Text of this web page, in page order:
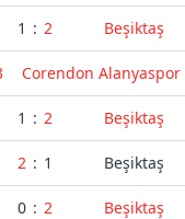
1 : 2 Beşiktaş
Corendon Alanyaspor
1 : 2 Beşiktaş
2 : 1 Beşiktaş
0 : 2 Beşiktaş